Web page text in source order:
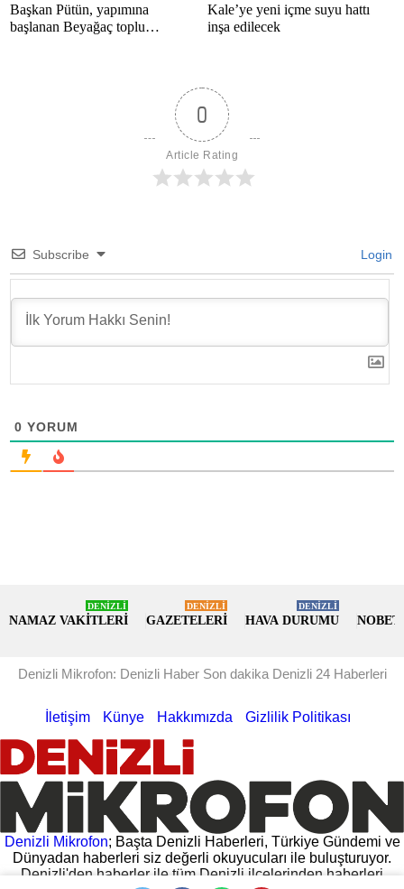
Başkan Pütün, yapımına
başlanan Beyağaç toplu
Kale’ye yeni içme suyu hattı
inşa edilecek
0
Article Rating
Subscribe Login
0 YORUM
NAMAZ VAKİTLERİ
DENİZLİ
GAZETELERİ
DENİZLİ
HAVA DURUMU
DENİZLİ
Denizli Mikrofon: Denizli Haber Son dakika Denizli 24 Haberleri
İletişim Künye Hakkımızda Gizlilik Politikası
Denizli Mikrofon; Başta Denizli Haberleri, Türkiye Gündemi ve
Dünyadan haberleri siz değerli okuyucuları ile buluşturuyor.
Denizli'den haberler ile tüm Denizli ilçelerinden haberleri